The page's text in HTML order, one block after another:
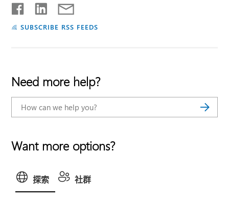
SUBSCRIBE RSS FEEDS
Need more help?
Want more options?
探索 社群